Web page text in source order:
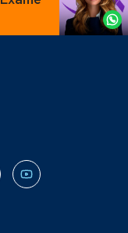
Whatsapp